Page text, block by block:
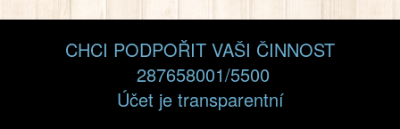
CHCI PODPOŘIT VAŠI ČINNOST
287658001/5500
Účet je transparentní